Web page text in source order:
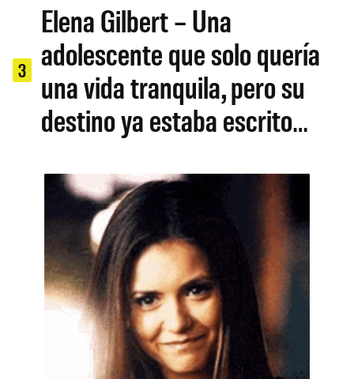
3
Elena Gilbert – Una
adolescente que solo quería
una vida tranquila, pero su
destino ya estaba escrito…